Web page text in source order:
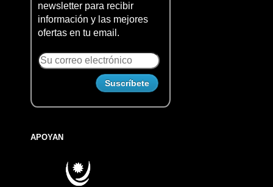
newsletter para recibir
información y las mejores
ofertas en tu email.
APOYAN